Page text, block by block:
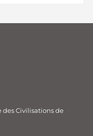
des Civilisations de